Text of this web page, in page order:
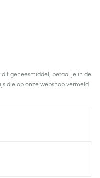
geneesmiddel, betaal je in de
die op onze webshop vermeld